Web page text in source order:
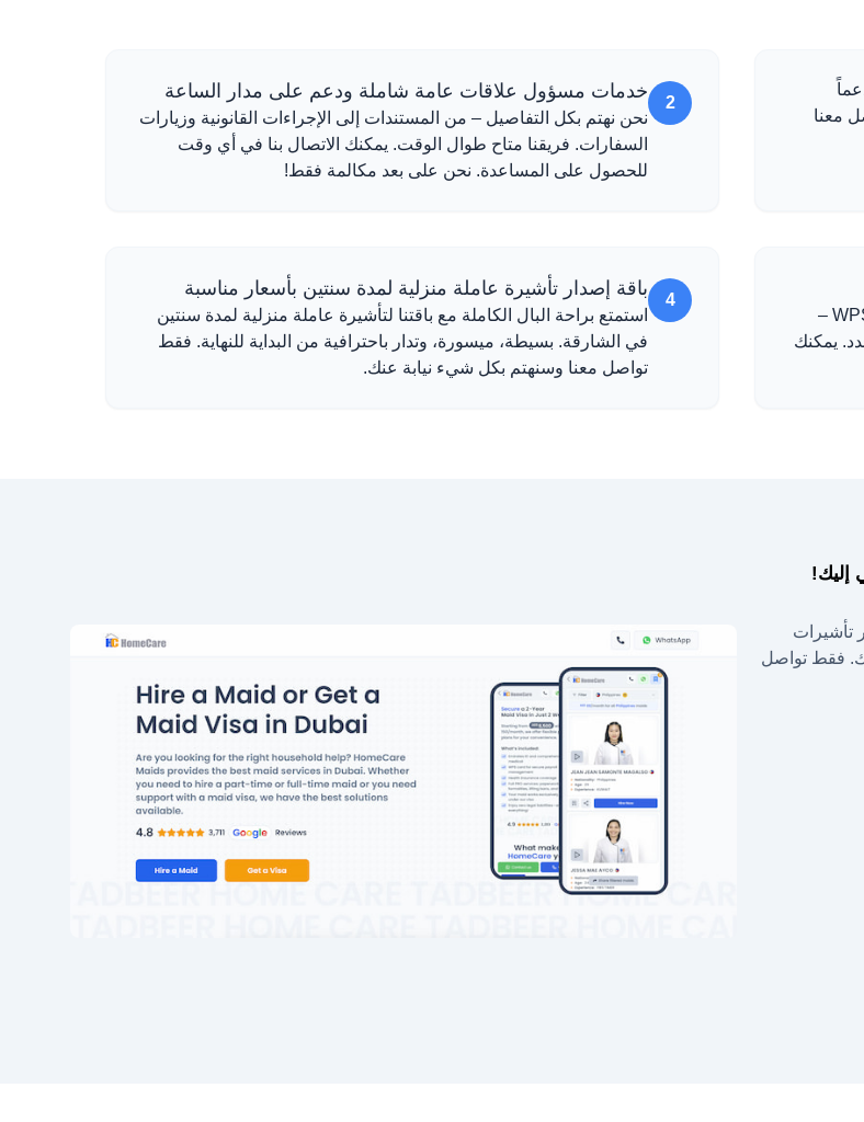
معنا
2
خدمات مسؤول علاقات عامة شاملة ودعم على مدار الساعة
نحن نهتم بكل التفاصيل – من المستندات إلى الإجراءات القانونية وزيارات
السفارات. فريقنا متاح طوال الوقت. يمكنك الاتصال بنا في أي وقت
للحصول على المساعدة. نحن على بعد مكالمة فقط!
نقوم بإعداد عملية تحويل الرواتب لعاملتك المنزلية عبر نظام WPS –
يمكنك
4
باقة إصدار تأشيرة عاملة منزلية لمدة سنتين بأسعار مناسبة
استمتع براحة البال الكاملة مع باقتنا لتأشيرة عاملة منزلية لمدة سنتين
في الشارقة. بسيطة، ميسورة، وتدار باحترافية من البداية للنهاية. فقط
تواصل معنا وسنهتم بكل شيء نيابة عنك.
إليك!
تأشيرات
فقط تواصل